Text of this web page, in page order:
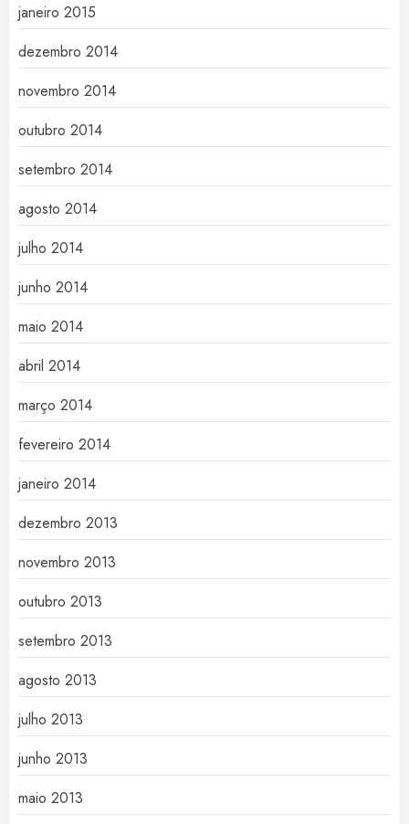
janeiro 2015
dezembro 2014
novembro 2014
outubro 2014
setembro 2014
agosto 2014
julho 2014
junho 2014
maio 2014
abril 2014
março 2014
fevereiro 2014
janeiro 2014
dezembro 2013
novembro 2013
outubro 2013
setembro 2013
agosto 2013
julho 2013
junho 2013
maio 2013